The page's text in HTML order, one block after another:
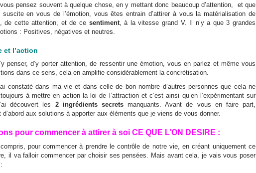
vous pensez souvent à quelque chose, en y mettant donc beaucoup d’attention, et que
suscite en vous de l’émotion, vous êtes entrain d’attirer à vous la matérialisation de
de cette attention, et de ce sentiment, à la vitesse grand V. Il n’y a que 3 grandes
: Positives, négatives et neutres.
et l’action
penser, d’y porter attention, de ressentir une émotion, vous en parlez et même vous
dans ce sens, cela en amplifie considérablement la concrétisation.
constaté dans ma vie et dans celle de bon nombre d’autres personnes que cela ne
à mettre en action la loi de l’attraction et c’est ainsi qu’en l’expérimentant sur
découvert les 2 ingrédients secretsmanquants. Avant de vous en faire part,
d’abord aux solutions à apporter aux éléments que je viens de vous donner.
pour commencer à attirer à soi CE QUE L’ON DESIRE :
compris, pour commencer à prendre le contrôle de notre vie, en créant uniquement ce
il va falloir commencer parchoisir ses pensées. Mais avant cela, je vais vous poser